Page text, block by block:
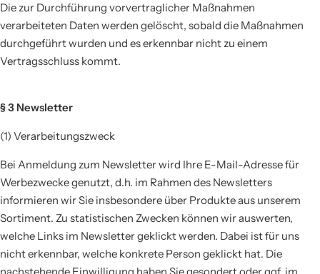
Die zur Durchführung vorvertraglicher Maßnahmen
verarbeiteten Daten werden gelöscht, sobald die Maßnahmen
durchgeführt wurden und es erkennbar nicht zu einem
Vertragsschluss kommt.
§ 3 Newsletter
(1) Verarbeitungszweck
Bei Anmeldung zum Newsletter wird Ihre E-Mail-Adresse für
Werbezwecke genutzt, d.h. im Rahmen des Newsletters
informieren wir Sie insbesondere über Produkte aus unserem
Sortiment. Zu statistischen Zwecken können wir auswerten,
welche Links im Newsletter geklickt werden. Dabei ist für uns
nicht erkennbar, welche konkrete Person geklickt hat. Die